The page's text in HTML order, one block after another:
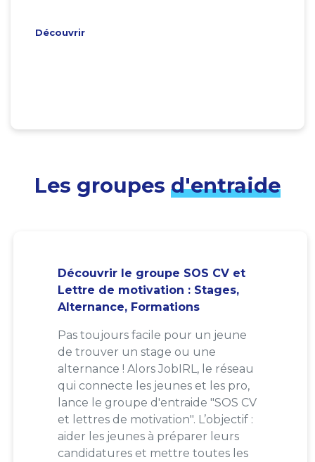
Découvrir
Les groupes d'entraide
Découvrir le groupe SOS CV et
Lettre de motivation : Stages,
Alternance, Formations
Pas toujours facile pour un jeune
de trouver un stage ou une
alternance ! Alors JobIRL, le réseau
qui connecte les jeunes et les pro,
lance le groupe d'entraide "SOS CV
et lettres de motivation". L’objectif :
aider les jeunes à préparer leurs
candidatures et mettre toutes les